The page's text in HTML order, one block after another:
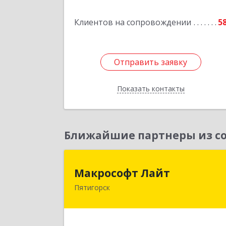
Клиентов на сопровождении
Отправить заявку
Показать контакты
Отправить заявку
Назад
Ближайшие партнеры из
Макрософт Лайт
Пятигорск
Макрософт Лайт
357501, Ставропольский край,